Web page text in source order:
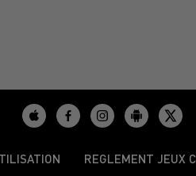
REGLEMENT JEUX